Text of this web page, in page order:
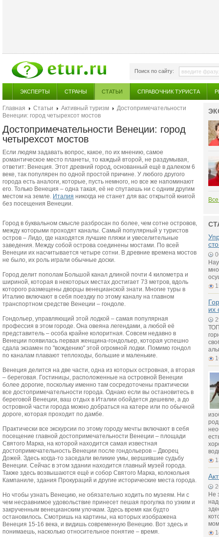
Поиск по сайту:
ЭКСПЕРТЫ СТРАНЫ СТАТЬИ СПРАВОЧНИК ТУРИСТА
Главная Статьи Активный туризм
Достопримечательности
Венеции: город четырехсот мостов
Достопримечательности Венеции: город
четырехсот мостов
Если людям задавать вопрос, какое, по их мнению, самое
романтическое место планеты, то каждый второй, не раздумывая,
ответит: Венеция. Этот древний город, основанный ещё в далеком 6
веке, так популярен по одной простой причине. У любого другого
города есть аналоги, которые, пусть немного, но все же напоминают
его. Только Венеция – одна такая, её не спутаешь ни с одним другим
местом на земле. Италия никогда не станет для вас открытой книгой
без посещения Венеции.
Город в буквальном смысле разбросан по более, чем сотне островов,
между которыми проходят каналы. Самый популярный у туристов
остров – Лидо, где находятся лучшие пляжи и увеселительные
заведения. Между собой острова соединены мостами. По всей
Венеции их насчитывается четыре сотни. В древние времена мостов
не было, их роль играли обычные доски.
Город делит пополам Большой канал длиной почти 4 километра и
шириной, которая в некоторых местах достигает 73 метров, вдоль
которого размещены дворцы венецианской знати. Многие туры в
Италию включают в себя поездку по этому каналу на главном
транспортном средстве Венеции – гондоле.
Гондольер, управляющий этой лодкой – самая популярная
профессия в этом городе. Она овеяна легендами, а любой её
представитель – особа крайне колоритная. Совсем недавно в
Венеции появилась первая женщина-гондольер, которая успешно
сдала экзамен по "вождению" этой огромной лодки. Помимо гондол
по каналам плавают теплоходы, большие и маленькие.
Венеция делится на две части, одна из которых островная, а вторая
– береговая. Гостиницы, расположенные на островной Венеции
более дорогие, поскольку именно там сосредоточены практически
все достопримечательности города. Однако если вы остановитесь в
береговой Венеции, ваш отдых в Италии обойдется дешевле, а до
островной части города можно добраться на катере или по обычной
дороге, которая проходит по дамбе.
Практически все экскурсии по этому городу мечты включают в себя
посещение главной достопримечательности Венеции – площади
Святого Марка, на которой находится самая известная
достопримечательность Венеции после гондольеров – Дворец
Дожей. Здесь когда-то заседали великие умы, вершившие судьбу
Венеции. Сейчас в этом здании находится главный музей города.
Также здесь возвышаются ещё и собор Святого Марка, колокольня
Кампаниле, здания Прокураций и другие исторические места города.
Но чтобы узнать Венецию, не обязательно ходить по музеям. Ни с
чем несравнимое удовольствие принесет пешая прогулка по узким и
закрученным венецианским улочкам. Здесь время как будто
остановилось. Смотришь на картины, на которых изображена
Венеция 15-16 века, и видишь современную Венецию. Вот здесь и
понимаешь, насколько относительное понятие – время.
их
Не